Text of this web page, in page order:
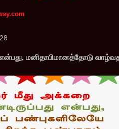
மனிதாபிமானத்தோடு